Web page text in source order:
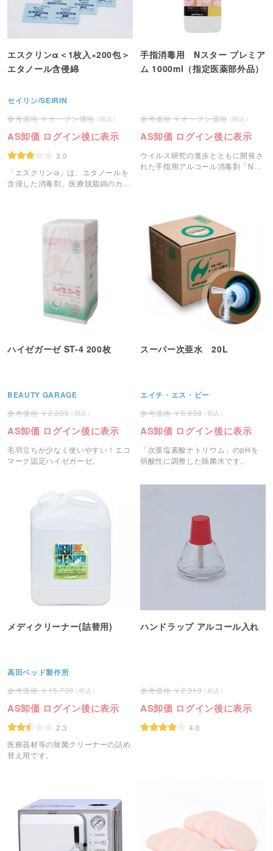
エスクリンα＜1枚入×200包＞
エタノール含侵綿
セイリン/SEIRIN
オープン価格
AS卸価 ログイン後に表示
3.0
「エスクリンα」は、エタノールを
含浸した消毒剤。医療脱脂綿のカッ
手指消毒用 Nスター プレミア
ム 1000ml（指定医薬部外品）
オープン価格
AS卸価 ログイン後に表示
ウイルス研究の進歩とともに開発さ
れた手指用アルコール消毒剤「Nス
ハイゼガーゼ ST-4 200枚
BEAUTY GARAGE
2,200
AS卸価 ログイン後に表示
毛羽立ちが少なく使いやすい！エコ
マーク認定ハイゼガーゼ。
スーパー次亜水 20L
エイチ・エス・ピー
8,938
AS卸価 ログイン後に表示
「次亜塩素酸ナトリウム」のpHを
弱酸性に調整した除菌水です。
メディクリーナー(詰替用)
高田ベッド製作所
15,730
AS卸価 ログイン後に表示
2.3
医療器材等の除菌クリーナーの詰め
替え用です。
ハンドラップ アルコール入れ
2,310
AS卸価 ログイン後に表示
4.0